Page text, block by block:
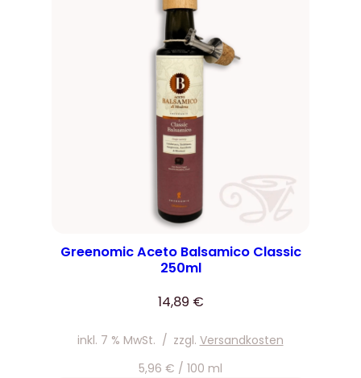
Greenomic Aceto Balsamico Classic
250ml
14,89 €
inkl. 7 % MwSt. / zzgl. Versandkosten
5,96 € / 100 ml